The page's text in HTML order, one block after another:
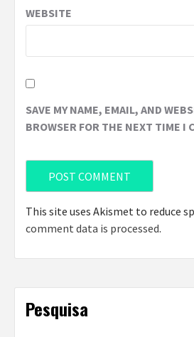
WEBSITE
SAVE MY NAME, EMAIL, AND
BROWSER FOR THE NEXT TIME I
This site uses Akismet to reduce
comment data is processed.
Pesquisa